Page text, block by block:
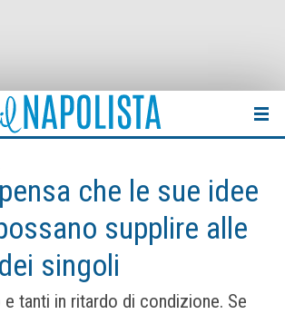
che le sue idee
supplire alle
singoli
tanti in ritardo di condizione. Se